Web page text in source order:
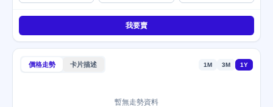
我要賣
價格走勢 卡片描述 1M 3M 1Y
暫無走勢資料